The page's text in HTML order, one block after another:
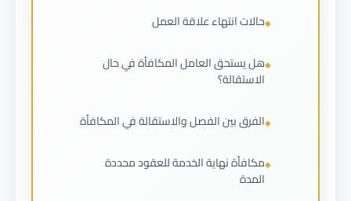
حالات انتهاء علاقة العمل
هل يستحق العامل المكافأة في حال
الاستقالة؟
الفرق بين الفصل والاستقالة في المكافأة
مكافأة نهاية الخدمة للعقود محددة
المدة